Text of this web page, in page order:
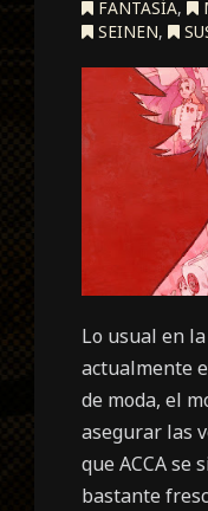
FANTASÍA,
SEINEN,
Lo usual en
actualmente
de moda, el
asegurar las
que ACCA se
bastante